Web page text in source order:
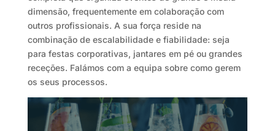
dimensão, frequentemente em colaboração com
outros profissionais. A sua força reside na
combinação de escalabilidade e fiabilidade: seja
para festas corporativas, jantares em pé ou grandes
receções. Falámos com a equipa sobre como gerem
os seus processos.